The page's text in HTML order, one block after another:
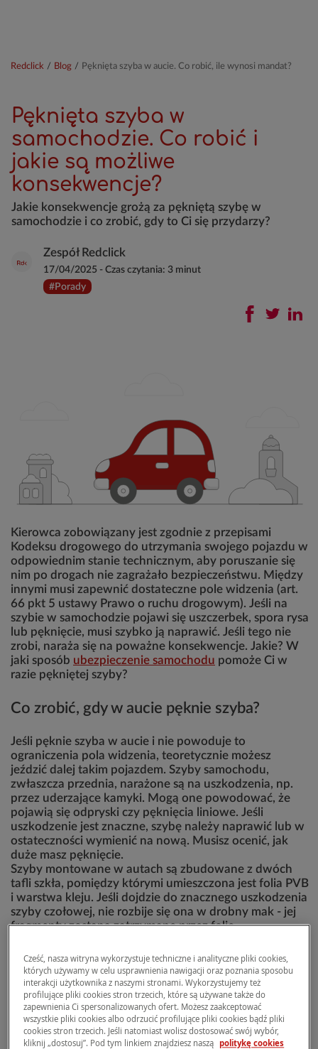
Redclick / Blog / Pęknięta szyba w aucie. Co robić, ile wynosi mandat?
Pęknięta szyba w
samochodzie. Co robić i
jakie są możliwe
konsekwencje?
Jakie konsekwencje grożą za pękniętą szybę w
samochodzie i co zrobić, gdy to Ci się przydarzy?
Zespół Redclick
#Porady
17/04/2025 - Czas czytania: 3 minut
Kierowca zobowiązany jest zgodnie z przepisami
Kodeksu drogowego do utrzymania swojego pojazdu w
odpowiednim stanie technicznym, aby poruszanie się
nim po drogach nie zagrażało bezpieczeństwu. Między
innymi musi zapewnić dostateczne pole widzenia (art.
66 pkt 5 ustawy Prawo o ruchu drogowym). Jeśli na
szybie w samochodzie pojawi się uszczerbek, spora rysa
lub pęknięcie, musi szybko ją naprawić. Jeśli tego nie
zrobi, naraża się na poważne konsekwencje. Jakie? W
jaki sposób ubezpieczenie samochodu pomoże Ci w
razie pękniętej szyby?
Co zrobić, gdy w aucie pęknie szyba?
Jeśli pęknie szyba w aucie i nie powoduje to
ograniczenia pola widzenia, teoretycznie możesz
jeździć dalej takim pojazdem. Szyby samochodu,
zwłaszcza przednia, narażone są na uszkodzenia, np.
przez uderzające kamyki. Mogą one powodować, że
pojawią się odpryski czy pęknięcia liniowe. Jeśli
uszkodzenie jest znaczne, szybę należy naprawić lub w
ostateczności wymienić na nową. Musisz ocenić, jak
duże masz pęknięcie.
Szyby montowane w autach są zbudowane z dwóch
tafli szkła, pomiędzy którymi umieszczona jest folia PVB
i warstwa kleju. Jeśli dojdzie do znacznego uszkodzenia
szyby czołowej, nie rozbije się ona w drobny mak - jej
fragmenty zostaną zatrzymane przez folię.
UZYSKAJ WYCENĘ
UBEZPIECZENIA SAMOCHODU
Cześć, nasza witryna wykorzystuje techniczne i analityczne pliki cookies,
których używamy w celu usprawnienia nawigacji oraz poznania sposobu
interakcji użytkownika z naszymi stronami. Wykorzystujemy też
profilujące pliki cookies stron trzecich, które są używane także do
zapewnienia Ci spersonalizowanych ofert. Możesz zaakceptować
wszystkie pliki cookies albo odrzucić profilujące pliki cookies bądź pliki
cookies stron trzecich. Jeśli natomiast wolisz dostosować swój wybór,
kliknij „dostosuj”. Pod tym linkiem znajdziesz naszą politykę cookies